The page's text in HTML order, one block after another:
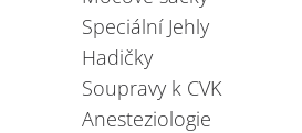
Speciální Jehly
Hadičky
Soupravy k CVK
Anesteziologie